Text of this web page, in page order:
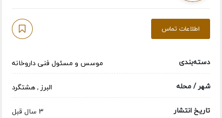
اطلاعات تماس
دسته‌بندی
موسس و مسئول فنی داروخانه
شهر / محله
البرز,هشتگرد
تاریخ انتشار
3 سال قبل